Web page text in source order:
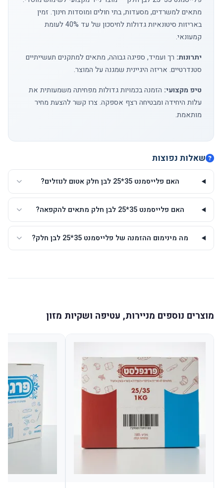
מתאים למשרדים, מסעדות, בתי חולים ומוסדות חינוך. זמין
באריזות סיטונאיות גדולות לחיסכון של עד 40% לעומת
קמעונאי.
יתרונות: רך ועמיד, ספיגה גבוהה, מתאים למתקנים תעשייתיים
סטנדרטיים. אריזה היגיינית שמגנה על המוצר.
טיפ מקצועי: הזמנה בכמויות גדולות מפחיתה משמעותית את
עלות היחידה ומבטיחה רצף אספקה. צרו קשרלהצעת מחיר
מותאמת.
שאלות נפוצות
האם פלייסמנט 35*25 לבן חלק אטום לנוזלים?
האם פלייסמנט 35*25 לבן חלק מתאים להקפאה?
מה מינימום ההזמנה של פלייסמנט 35*25 לבן חלק?
מוצרים נוספים מניירות, עטיפה ושקיות מזון